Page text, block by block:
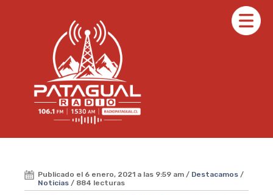
Publicado el 6 enero, 2021 a las 9:59 am / Destacamos /
Noticias / 884 lecturas